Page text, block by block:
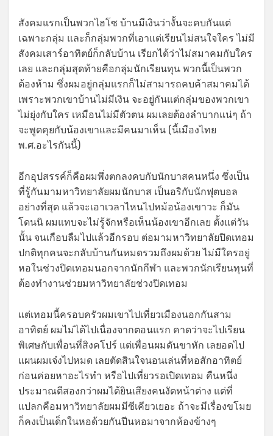
สังคมแรกเป็นพวกไฮโซ บ้านมีเงินว่างั้นจะคบกันแต่
เฉพาะกลุ่ม และก็กลุ่มพวกที่เอาแต่เรียนไม่สนใจใคร ไม่มี
สังคมเสาร์อาทิตย์ก็กลับบ้าน เรียกได้ว่าไม่สมาคมกับใคร
เลย และกลุ่มสุดท้ายคือกลุ่มนักเรียนทุน พวกนี้เป็นพวก
ต้องห้าม ซึ่งผมอยู่กลุ่มแรกก็ไม่สามารถคบค้าสมาคมได้
เพราะพวกเขาบ้านไม่มีเงิน จะอยู่กันแต่กลุ่มของพวกเขา
ไม่ยุ่งกับใคร เหมือนไม่มีตัวตน ผมเลยต้องลำบากแน่ๆ ถ้า
จะพูดคุยกับน้องเขาและมีคนมาเห็น (นี้เมืองไทย
พ.ศ.อะไรกันนี้)
อีกอุปสรรค์ก็คือผมพึ่งตกลงคบกับนักบาสคนหนึ่ง ซึ่งเป็น
ที่รู้กันมามหาวิทยาลัยผมนักบาส เป็นอริกับนักฟุตบอล
อย่างที่สุด แล้วจะเอาเวลาไหนไปหม้อน้องเขาวะ ก็มัน
โดนนิ ผมแทบจะไม่รู้จักหรือเห็นน้องเขาอีกเลย ตั้งแต่วัน
นั้น จนเกือบลืมไปแล้วอีกรอบ ต่อมามหาวิทยาลัยปิดเทอม
ปกติทุกคนจะกลับบ้านกันหมดรวมถึงผมด้วย ไม่มีใครอยู่
หอในช่วงปิดเทอมนอกจากนักกีฬา และพวกนักเรียนทุนที่
ต้องทำงานช่วยมหาวิทยาลัยช่วงปิดเทอม
แต่เทอมนี้ครอบครัวผมเขาไปเที่ยวเมืองนอกกันสาม
อาทิตย์ ผมไม่ได้ไปเนื่องจากตอนแรก คาดว่าจะไปเรียน
พิเศษกับเพื่อนที่สิงคโปร์ แต่เพื่อนผมดันขาหัก เลยอดไป
แผนผมเจ๋งไปหมด เลยตัดสินใจนอนเล่นที่หอสักอาทิตย์
ก่อนค่อยหาอะไรทำ หรือไปเที่ยวรอเปิดเทอม คืนหนึ่ง
ประมาณตีสองกว่าผมได้ยินเสียงคนงัดหน้าต่าง แต่ที่
แปลกคือมหาวิทยาลัยผมมีซีเคียวเยอะ ถ้าจะมีเรื่องขโมย
ก็คงเป็นเด็กในหอด้วยกันปีนหอมาจากห้องข้างๆ